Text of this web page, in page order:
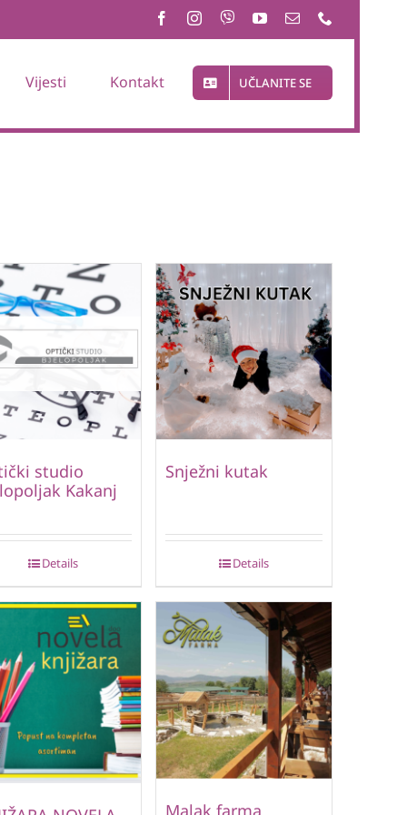
Vijesti Kontakt UČLANITE SE
studio
Kakanj
Details
Snježni kutak
Details
Malak farma